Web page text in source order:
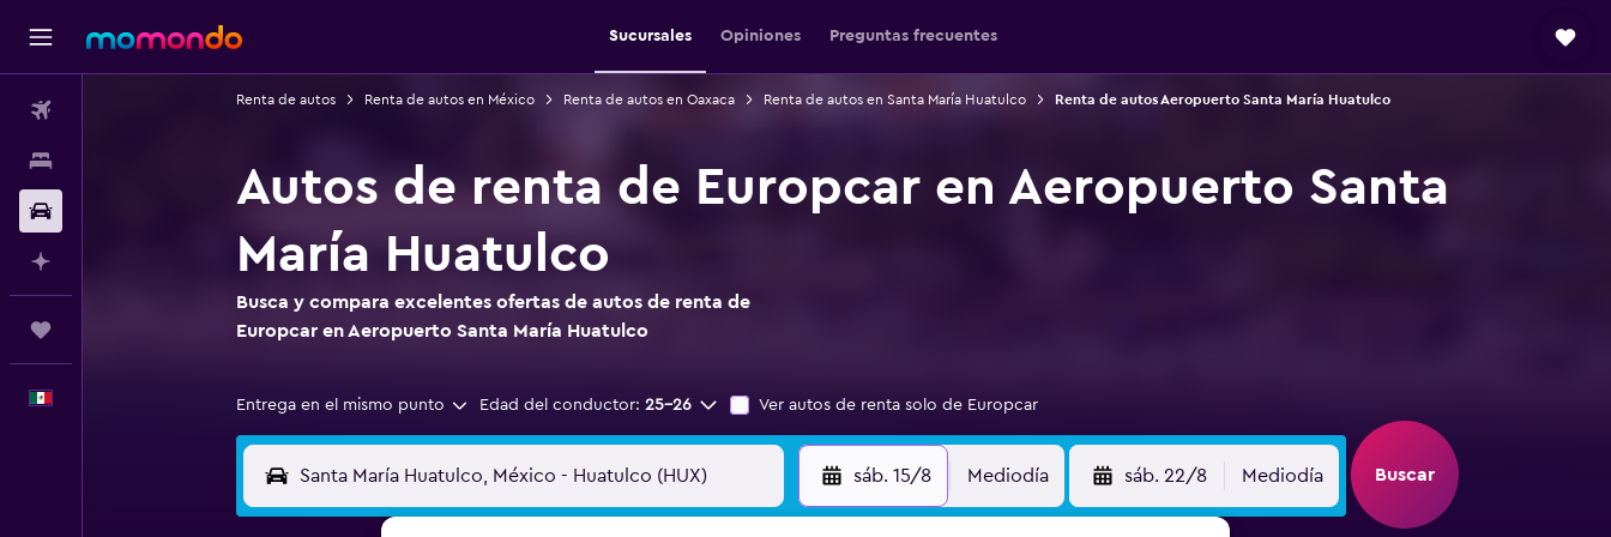
Sucursales Opiniones Preguntas frecuentes
Renta de autos Renta de autos en México Renta de autos en Oaxaca Renta de autos en Santa María Huatulco Renta de autos Aeropuerto Santa María Huatulco
Autos de renta de Europcar en Aeropuerto Santa
María Huatulco
Busca y compara excelentes ofertas de autos de renta de
Europcar en Aeropuerto Santa María Huatulco
Entrega en el mismo punto Edad del conductor: 25-26 Ver autos de renta solo de Europcar
sáb. 15/8 Mediodía sáb. 22/8 Mediodía Buscar